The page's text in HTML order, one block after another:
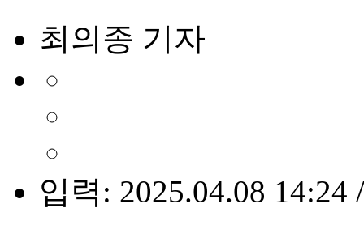
최의종 기자
입력: 2025.04.08 14:24